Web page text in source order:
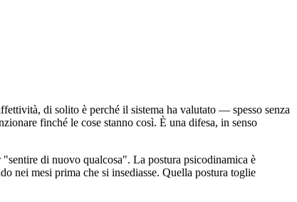
di solito è perché il sistema ha valutato — spesso senza
finché le cose stanno così. È una difesa, in senso
di nuovo qualcosa". La postura psicodinamica è
nei mesi prima che si insediasse. Quella postura toglie